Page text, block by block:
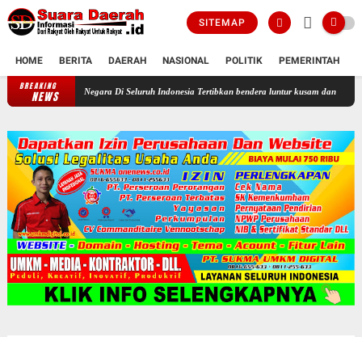
SITEMAP
HOME BERITA DAERAH NASIONAL POLITIK PEMERINTAH
BREAKING
NEWS Profesor Minta Presiden RI Perintahkan Semua Aparatur Negara Di